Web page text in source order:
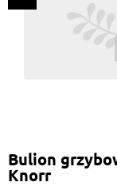
Bulion
Knorr